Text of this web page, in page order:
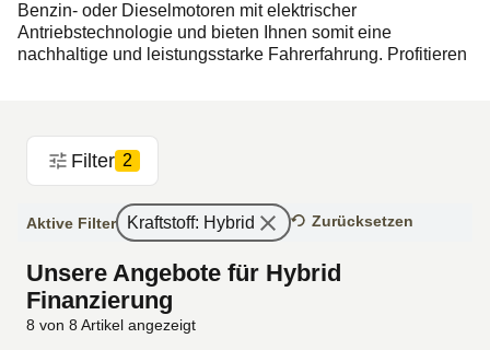
Benzin- oder Dieselmotoren mit elektrischer
Antriebstechnologie und bieten Ihnen somit eine
nachhaltige und leistungsstarke Fahrerfahrung. Profitieren
persönliches Hybridfahrzeug. Erleben Sie eine
umweltbewusste Fahrt mit modernster Technologie und
maßgeschneiderten Finanzierungsoptionen.
Viele Modelle sind alternativ auch im Hybrid Leasing
Filter 2
Aktive Filter Kraftstoff: Hybrid Zurücksetzen
Unsere Angebote für Hybrid
Finanzierung
8 von 8 Artikel angezeigt